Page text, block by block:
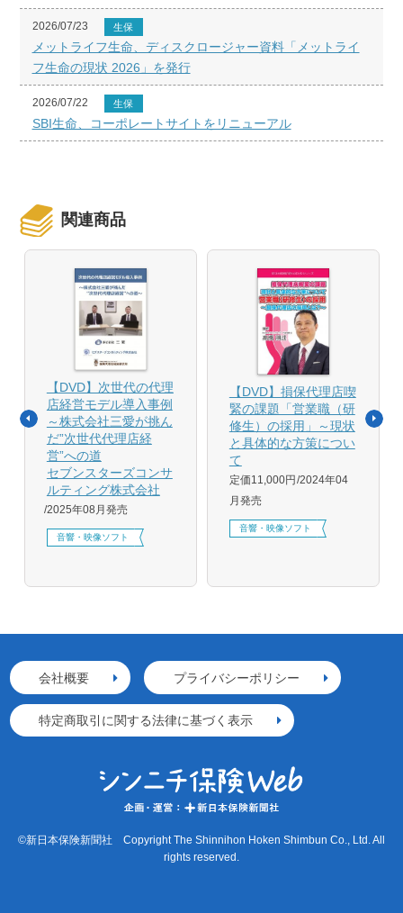
2026/07/23 生保
メットライフ生命、ディスクロージャー資料「メットライ
フ生命の現状 2026」を発行
2026/07/22 生保
SBI生命、コーポレートサイトをリニューアル
関連商品
【DVD】次世代の代理
店経営モデル導入事例
～株式会社三愛が挑ん
だ”次世代代理店経
営”への道
セブンスターズコンサ
ルティング株式会社
2025年08月発売
音響・映像ソフト
【DVD】損保代理店喫
緊の課題「営業職（研
修生）の採用」～現状
と具体的な方策につい
て
定価11,000円 2024年04
月発売
音響・映像ソフト
会社概要 プライバシーポリシー
特定商取引に関する法律に基づく表示
©新日本保険新聞社 Copyright The Shinnihon Hoken Shimbun Co., Ltd. All
rights reserved.